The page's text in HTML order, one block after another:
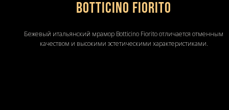
Botticino Fiorito
Бежевый итальянский мрамор Botticino Fiorito отличается отменным
качеством и высокими эстетическими характеристиками.